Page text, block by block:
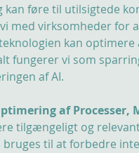
føre til utilsigtede
med virksomheder for
kan
fungerer vi som
af AI.
af
tilgængeligt og
bruges til at forbedre